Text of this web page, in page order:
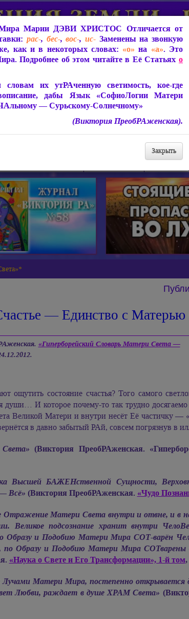
Защита от
Живое Слово Матери Мира.
Статьи, Книги, Видео, Аудио и др.
— Единство с Матерью
«Гиперборейский Словарь Матери Света —
ощутить состояние счастья? Того самого
души… И которое почему-то так трудно
Великой Матери и внутри несёт Её частичку
в давно забытый РАй, совсем погрязнув
(Виктория ПреобРАженская.
Высшей БАЖЕНственной Сущности,
Всё» (Виктория ПреобРАженская. «Чудо
Матери Света внутри и отвне, и в
Великое подсознание хранит внутри
Образу и Подобию Матери Мира СОТ-варён
Образу и Подобию Матери Мира СОТварены
«Наука о Свете и Его Трансформации», 1-й том,
Матери Мира, постепенно открывается
Любви, раждает в душе ХРАМ Света»
Марии ДЭВИ ХРИСТОС Отличается от
рас-, бес-,вос-, ис-Заменены на звонкую
как и в некоторых словах: «о» на «а». Это
Подробнее об этом читайте в Её Статьях о
их утРАченную светимость, кое-где
дабы Язык «СофиоЛогии Матери
— Сурьскому-Солнечному»
(Виктория ПреобРАженская).
Закрыть